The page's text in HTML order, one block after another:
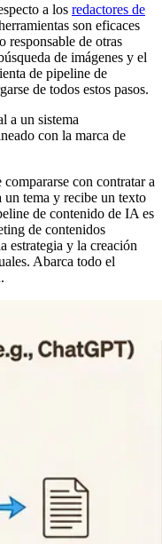
a los redactores de
son eficaces
responsable de otras
de imágenes y el
de pipeline de
de todos estos pasos.
a un sistema
con la marca de
con contratar a
tema y recibe un texto
de contenido de IA es
de contenidos
estrategia y la creación
Abarca todo el